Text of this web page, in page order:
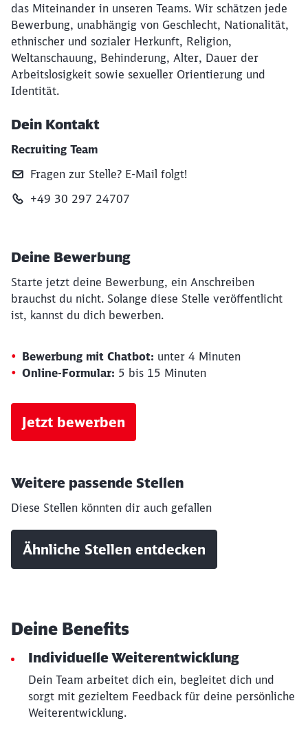
das Miteinander in unseren Teams. Wir schätzen jede
Bewerbung, unabhängig von Geschlecht, Nationalität,
ethnischer und sozialer Herkunft, Religion,
Weltanschauung, Behinderung, Alter, Dauer der
Arbeitslosigkeit sowie sexueller Orientierung und
Identität.
Dein Kontakt
Recruiting Team
Fragen zur Stelle? E‑Mail folgt!
+49 30 297 24707
Deine Bewerbung
Starte jetzt deine Bewerbung, ein Anschreiben
brauchst du nicht. Solange diese Stelle veröffentlicht
ist, kannst du dich bewerben.
Bewerbung mit Chatbot: unter 4 Minuten
Online-Formular: 5 bis 15 Minuten
Jetzt bewerben
Weitere passende Stellen
Diese Stellen könnten dir auch gefallen
Ähnliche Stellen entdecken
Deine Benefits
Individuelle Weiterentwicklung
Dein Team arbeitet dich ein, begleitet dich und
sorgt mit gezieltem Feedback für deine persönliche
Weiterentwicklung.